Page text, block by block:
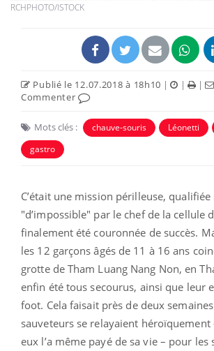
RCHPHOTO/ISTOCK
Publié le 12.07.2018 à 18h10 | | |
Commenter
Mots clés : chauve-souris Léonetti
gastro
C’était une mission périlleuse,
"d’impossible" par le chef de la cellule
finalement été couronnée de succès.
les 12 garçons âgés de 11 à 16 ans
grotte de Tham Luang Nang Non, en
enfin été tous secourus, ainsi que leur
foot. Cela faisait près de deux
sauveteurs se relayaient héroïquement
eux l’a même payé de sa vie – pour